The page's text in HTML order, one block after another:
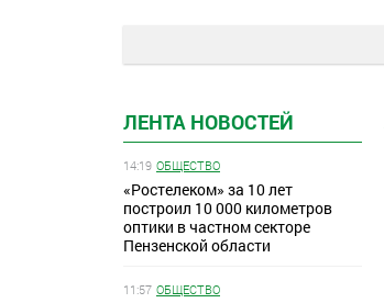
ЛЕНТА НОВОСТЕЙ
14:19 ОБЩЕСТВО
«Ростелеком» за 10 лет
построил 10 000 километров
оптики в частном секторе
Пензенской области
11:57 ОБЩЕСТВО